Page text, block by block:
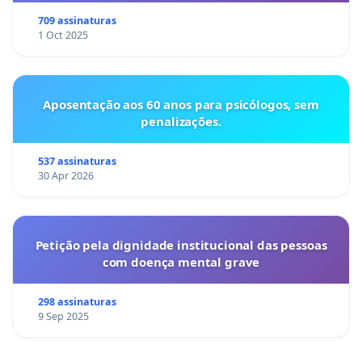
709 assinaturas
1 Oct 2025
Aposentação aos 60 anos para psicólogos, sem
penalizações.
537 assinaturas
30 Apr 2026
Petição pela dignidade institucional das pessoas
com doença mental grave
298 assinaturas
9 Sep 2025